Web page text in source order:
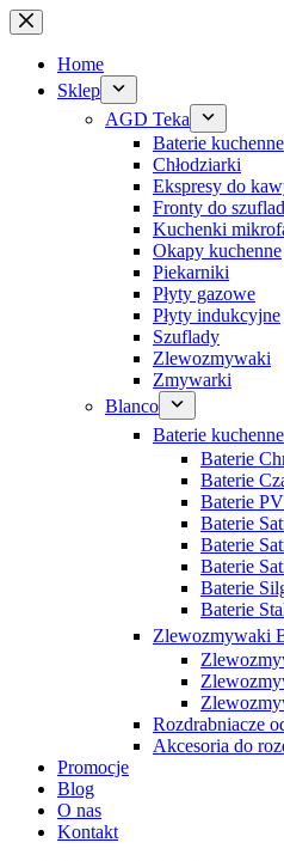
Przejdź
do
treści
Home
Sklep
AGD Teka
Baterie kuchenne
Chłodziarki
Ekspresy do
Fronty do szuflad
Kuchenki
Okapy kuchenne
Piekarniki
Płyty gazowe
Płyty indukcyjne
Szuflady
Zlewozmywaki
Zmywarki
Blanco
Baterie
Baterie
Baterie
Baterie
Baterie
Baterie
Baterie
Baterie
Baterie
Zlewozmywaki
Rozdrabniacze
Akcesoria do
Promocje
Blog
O nas
Kontakt